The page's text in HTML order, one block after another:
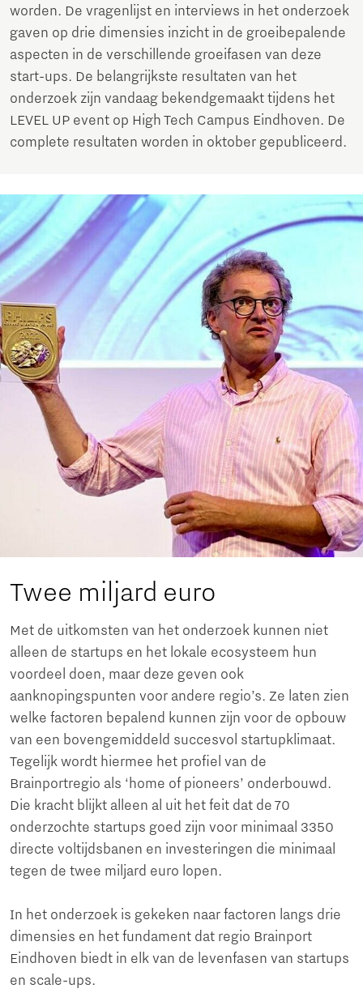
worden. De vragenlijst en interviews in het onderzoek
gaven op drie dimensies inzicht in de groeibepalende
aspecten in de verschillende groeifasen van deze
start-ups. De belangrijkste resultaten van het
onderzoek zijn vandaag bekendgemaakt tijdens het
LEVEL UP event op High Tech Campus Eindhoven. De
complete resultaten worden in oktober gepubliceerd.
Twee miljard euro
Met de uitkomsten van het onderzoek kunnen niet
alleen de startups en het lokale ecosysteem hun
voordeel doen, maar deze geven ook
aanknopingspunten voor andere regio’s. Ze laten zien
welke factoren bepalend kunnen zijn voor de opbouw
van een bovengemiddeld succesvol startupklimaat.
Tegelijk wordt hiermee het profiel van de
Brainportregio als ‘home of pioneers’ onderbouwd.
Die kracht blijkt alleen al uit het feit dat de 70
onderzochte startups goed zijn voor minimaal 3350
directe voltijdsbanen en investeringen die minimaal
tegen de twee miljard euro lopen.
In het onderzoek is gekeken naar factoren langs drie
dimensies en het fundament dat regio Brainport
Eindhoven biedt in elk van de levenfasen van startups
en scale-ups.